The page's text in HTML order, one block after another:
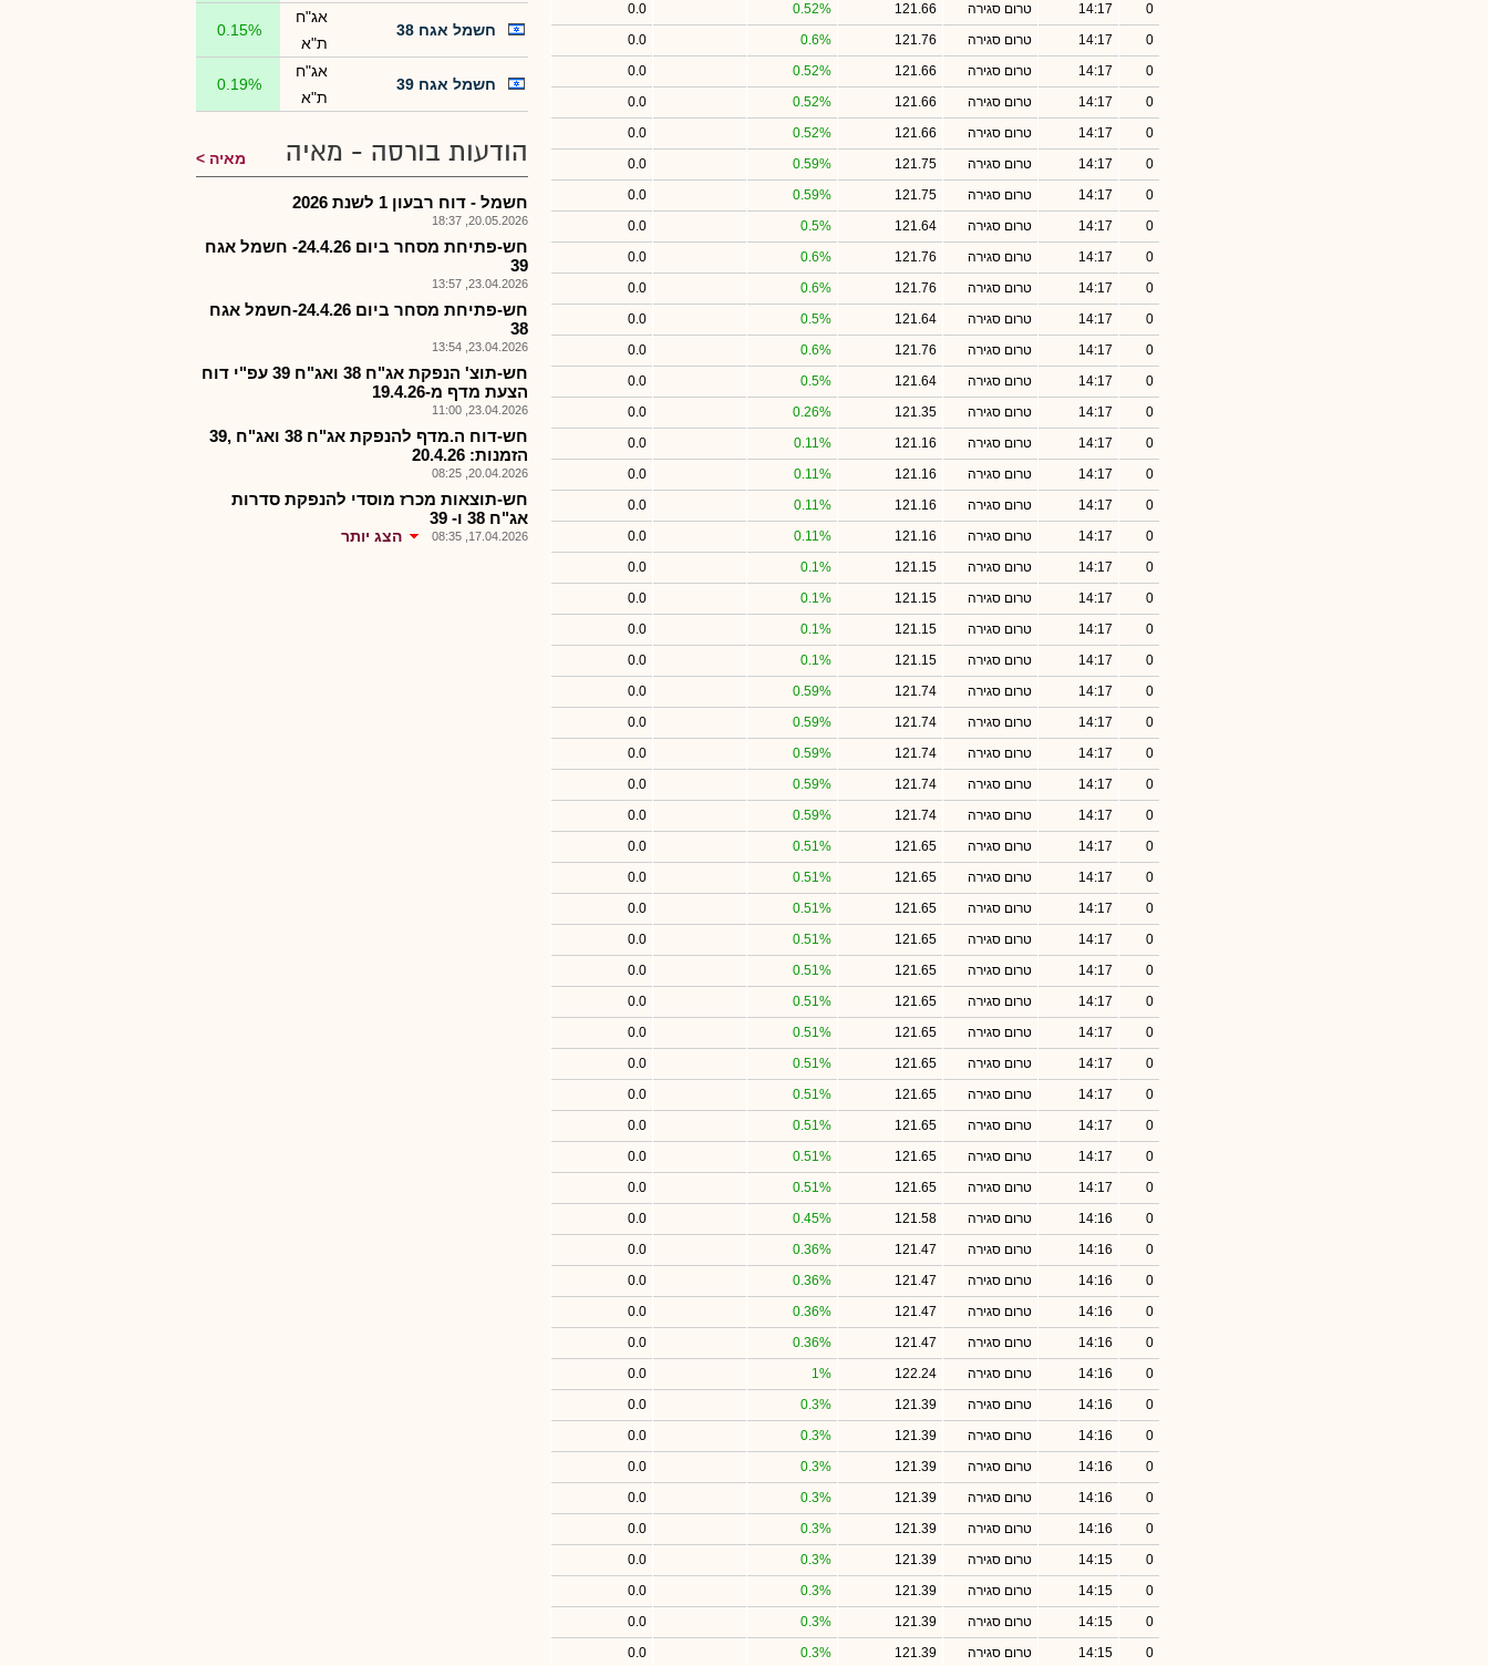
0
14:17 טרום סגירה 121.66
0.52%
0.0
0
14:17 טרום סגירה 121.76
0.6%
0.0
0
14:17 טרום סגירה 121.66
0.52%
0.0
0
14:17 טרום סגירה 121.66
0.52%
0.0
0
14:17 טרום סגירה 121.66
0.52%
0.0
0
14:17 טרום סגירה 121.75
0.59%
0.0
0
14:17 טרום סגירה 121.75
0.59%
0.0
0
14:17 טרום סגירה 121.64
0.5%
0.0
0
14:17 טרום סגירה 121.76
0.6%
0.0
0
14:17 טרום סגירה 121.76
0.6%
0.0
0
14:17 טרום סגירה 121.64
0.5%
0.0
0
14:17 טרום סגירה 121.76
0.6%
0.0
0
14:17 טרום סגירה 121.64
0.5%
0.0
0
14:17 טרום סגירה 121.35
0.26%
0.0
0
14:17 טרום סגירה 121.16
0.11%
0.0
0
14:17 טרום סגירה 121.16
0.11%
0.0
0
14:17 טרום סגירה 121.16
0.11%
0.0
0
14:17 טרום סגירה 121.16
0.11%
0.0
0
14:17 טרום סגירה 121.15
0.1%
0.0
0
14:17 טרום סגירה 121.15
0.1%
0.0
0
14:17 טרום סגירה 121.15
0.1%
0.0
0
14:17 טרום סגירה 121.15
0.1%
0.0
0
14:17 טרום סגירה 121.74
0.59%
0.0
0
14:17 טרום סגירה 121.74
0.59%
0.0
0
14:17 טרום סגירה 121.74
0.59%
0.0
0
14:17 טרום סגירה 121.74
0.59%
0.0
0
14:17 טרום סגירה 121.74
0.59%
0.0
0
14:17 טרום סגירה 121.65
0.51%
0.0
0
14:17 טרום סגירה 121.65
0.51%
0.0
0
14:17 טרום סגירה 121.65
0.51%
0.0
0
14:17 טרום סגירה 121.65
0.51%
0.0
0
14:17 טרום סגירה 121.65
0.51%
0.0
0
14:17 טרום סגירה 121.65
0.51%
0.0
0
14:17 טרום סגירה 121.65
0.51%
0.0
0
14:17 טרום סגירה 121.65
0.51%
0.0
0
14:17 טרום סגירה 121.65
0.51%
0.0
0
14:17 טרום סגירה 121.65
0.51%
0.0
0
14:17 טרום סגירה 121.65
0.51%
0.0
0
14:17 טרום סגירה 121.65
0.51%
0.0
0
14:16 טרום סגירה 121.58
0.45%
0.0
0
14:16 טרום סגירה 121.47
0.36%
0.0
0
14:16 טרום סגירה 121.47
0.36%
0.0
0
14:16 טרום סגירה 121.47
0.36%
0.0
0
14:16 טרום סגירה 121.47
0.36%
0.0
0
14:16 טרום סגירה 122.24
1%
0.0
0
14:16 טרום סגירה 121.39
0.3%
0.0
0
14:16 טרום סגירה 121.39
0.3%
0.0
0
14:16 טרום סגירה 121.39
0.3%
0.0
0
14:16 טרום סגירה 121.39
0.3%
0.0
0
14:16 טרום סגירה 121.39
0.3%
0.0
0
14:15 טרום סגירה 121.39
0.3%
0.0
0
14:15 טרום סגירה 121.39
0.3%
0.0
0
14:15 טרום סגירה 121.39
0.3%
0.0
0
14:15 טרום סגירה 121.39
0.3%
0.0
חשמל אגח 38
אג"ח
ת"א
0.15%
חשמל אגח 39
אג"ח
ת"א
0.19%
הודעות בורסה - מאיה מאיה
חשמל - דוח רבעון 1 לשנת 2026
20.05.2026, 18:37
חש-פתיחת מסחר ביום 24.4.26- חשמל אגח
39
23.04.2026, 13:57
חש-פתיחת מסחר ביום 24.4.26-חשמל אגח
38
23.04.2026, 13:54
חש-תוצ' הנפקת אג"ח 38 ואג"ח 39 עפ"י דוח
הצעת מדף מ-19.4.26
23.04.2026, 11:00
חש-דוח ה.מדף להנפקת אג"ח 38 ואג"ח ,39
הזמנות: 20.4.26
20.04.2026, 08:25
חש-תוצאות מכרז מוסדי להנפקת סדרות
אג"ח 38 ו- 39
17.04.2026, 08:35 הצג יותר